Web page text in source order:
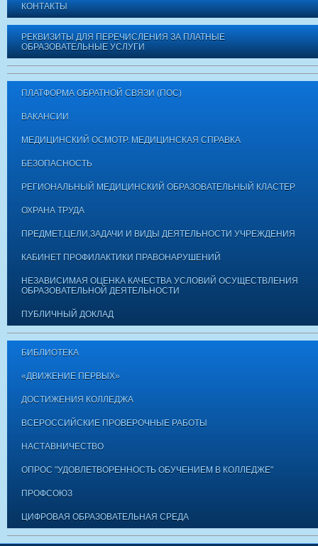
КОНТАКТЫ
РЕКВИЗИТЫ ДЛЯ ПЕРЕЧИСЛЕНИЯ ЗА ПЛАТНЫЕ
ОБРАЗОВАТЕЛЬНЫЕ УСЛУГИ
ПЛАТФОРМА ОБРАТНОЙ СВЯЗИ (ПОС)
ВАКАНСИИ
МЕДИЦИНСКИЙ ОСМОТР. МЕДИЦИНСКАЯ СПРАВКА
БЕЗОПАСНОСТЬ
РЕГИОНАЛЬНЫЙ МЕДИЦИНСКИЙ ОБРАЗОВАТЕЛЬНЫЙ КЛАСТЕР
ОХРАНА ТРУДА
ПРЕДМЕТ,ЦЕЛИ,ЗАДАЧИ И ВИДЫ ДЕЯТЕЛЬНОСТИ УЧРЕЖДЕНИЯ
КАБИНЕТ ПРОФИЛАКТИКИ ПРАВОНАРУШЕНИЙ
НЕЗАВИСИМАЯ ОЦЕНКА КАЧЕСТВА УСЛОВИЙ ОСУЩЕСТВЛЕНИЯ
ОБРАЗОВАТЕЛЬНОЙ ДЕЯТЕЛЬНОСТИ
ПУБЛИЧНЫЙ ДОКЛАД
БИБЛИОТЕКА
«ДВИЖЕНИЕ ПЕРВЫХ»
ДОСТИЖЕНИЯ КОЛЛЕДЖА
ВСЕРОССИЙСКИЕ ПРОВЕРОЧНЫЕ РАБОТЫ
НАСТАВНИЧЕСТВО
ОПРОС "УДОВЛЕТВОРЕННОСТЬ ОБУЧЕНИЕМ В КОЛЛЕДЖЕ"
ПРОФСОЮЗ
ЦИФРОВАЯ ОБРАЗОВАТЕЛЬНАЯ СРЕДА